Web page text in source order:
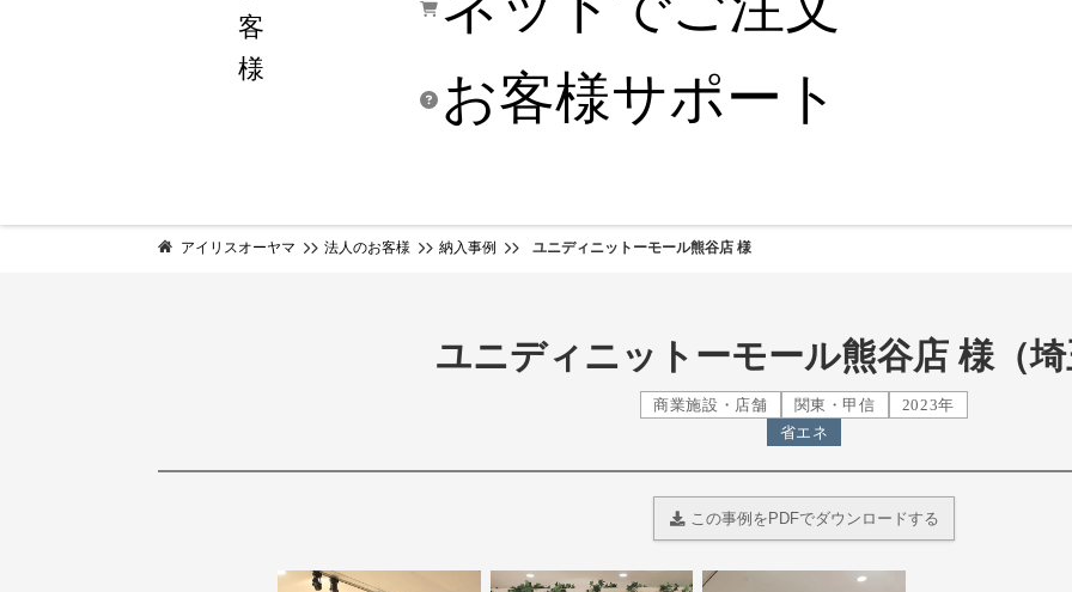
客
様
お客様サポート
アイリスオーヤマ 法人のお客様 納入事例 ユニディニットーモール熊谷店 様
ユニディニットーモール熊谷店 様（
商業施設・店舗 関東・甲信
2023年
省エネ
この事例をPDFでダウンロードする